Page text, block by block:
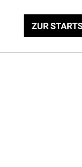
ZUR